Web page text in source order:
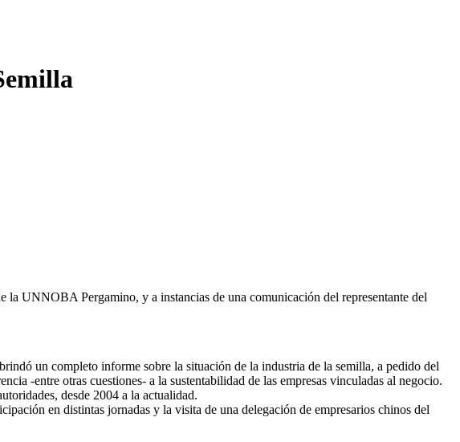
la UNNOBA Pergamino, y a instancias de una comunicación del representante del
un completo informe sobre la situación de la industria de la semilla, a pedido del
-entre otras cuestiones- a la sustentabilidad de las empresas vinculadas al negocio.
desde 2004 a la actualidad.
en distintas jornadas y la visita de una delegación de empresarios chinos del